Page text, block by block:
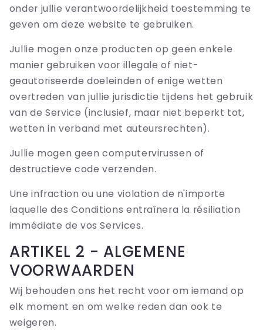
onder jullie verantwoordelijkheid toestemming te
geven om deze website te gebruiken.
Jullie mogen onze producten op geen enkele
manier gebruiken voor illegale of niet-
geautoriseerde doeleinden of enige wetten
overtreden van jullie jurisdictie tijdens het gebruik
van de Service (inclusief, maar niet beperkt tot,
wetten in verband met auteursrechten).
Jullie mogen geen computervirussen of
destructieve code verzenden.
Une infraction ou une violation de n'importe
laquelle des Conditions entraînera la résiliation
immédiate de vos Services.
ARTIKEL 2 - ALGEMENE
VOORWAARDEN
Wij behouden ons het recht voor om iemand op
elk moment en om welke reden dan ook te
weigeren.